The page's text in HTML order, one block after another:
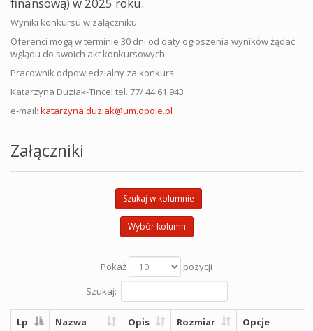
Wyniki konkursu w załączniku.
Oferenci mogą w terminie 30 dni od daty ogłoszenia wyników żądać
wglądu do swoich akt konkursowych.
Pracownik odpowiedzialny za konkurs:
Katarzyna Duziak-Tincel tel. 77/ 44 61 943
e-mail: katarzyna.duziak@um.opole.pl
Załączniki
Szukaj w kolumnie
Wybór kolumn
Pokaż
pozycji
Szukaj:
Lp Nazwa Opis Rozmiar Opcje